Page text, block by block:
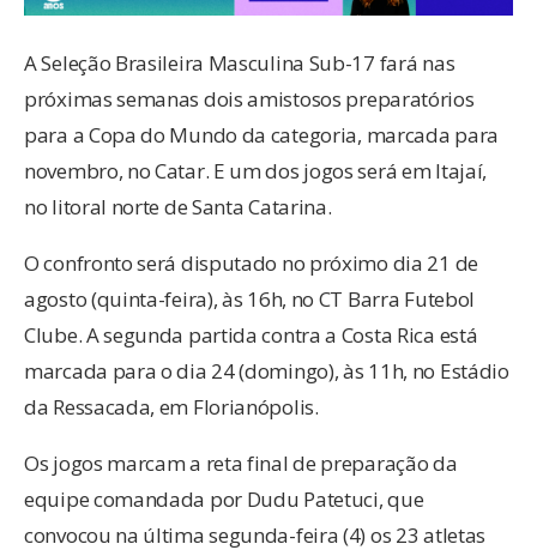
A Seleção Brasileira Masculina Sub-17 fará nas
próximas semanas dois amistosos preparatórios
para a Copa do Mundo da categoria, marcada para
novembro, no Catar. E um dos jogos será em Itajaí,
no litoral norte de Santa Catarina.
O confronto será disputado no próximo dia 21 de
agosto (quinta-feira), às 16h, no CT Barra Futebol
Clube. A segunda partida contra a Costa Rica está
marcada para o dia 24 (domingo), às 11h, no Estádio
da Ressacada, em Florianópolis.
Os jogos marcam a reta final de preparação da
equipe comandada por Dudu Patetuci, que
convocou na última segunda-feira (4) os 23 atletas